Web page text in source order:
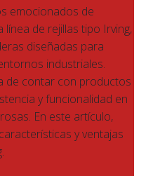
emocionados de
de rejillas tipo Irving,
diseñadas para
industriales.
de contar con productos
y funcionalidad en
En este artículo,
y ventajas